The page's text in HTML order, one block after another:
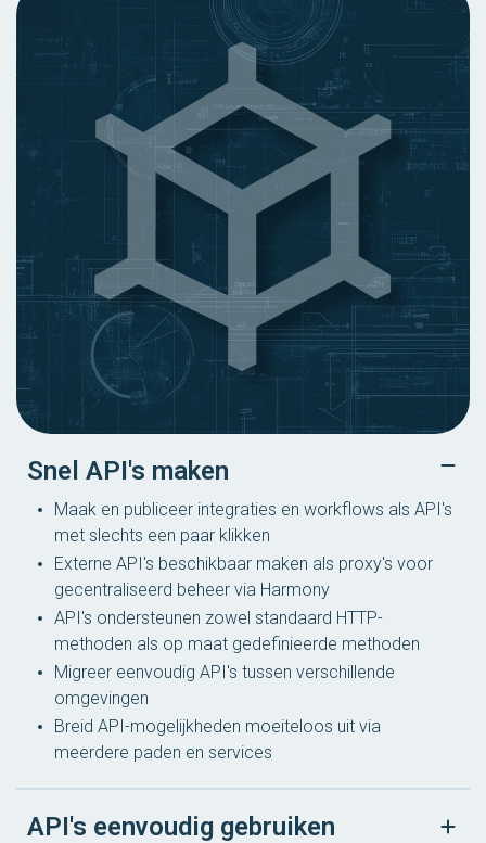
Snel API's maken
Maak en publiceer integraties en workflows als API's
met slechts een paar klikken
Externe API's beschikbaar maken als proxy's voor
gecentraliseerd beheer via Harmony
API's ondersteunen zowel standaard HTTP-
methoden als op maat gedefinieerde methoden
Migreer eenvoudig API's tussen verschillende
omgevingen
Breid API-mogelijkheden moeiteloos uit via
meerdere paden en services
API's eenvoudig gebruiken